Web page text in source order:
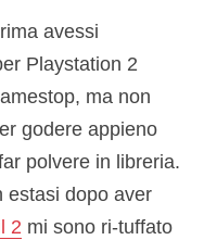
avessi
Playstation 2
ma non
godere appieno
polvere in libreria.
estasi dopo aver
2 mi sono ri-tuffato